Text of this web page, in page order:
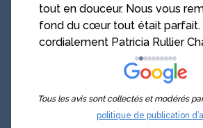
tout en douceur. Nous vous
fond du cœur tout était parfait.
cordialement Patricia Rullier
Tous les avis sont collectés et modérés
politique de publication